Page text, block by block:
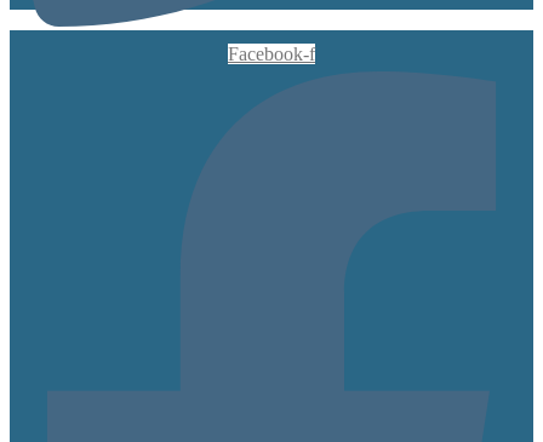
Facebook-f